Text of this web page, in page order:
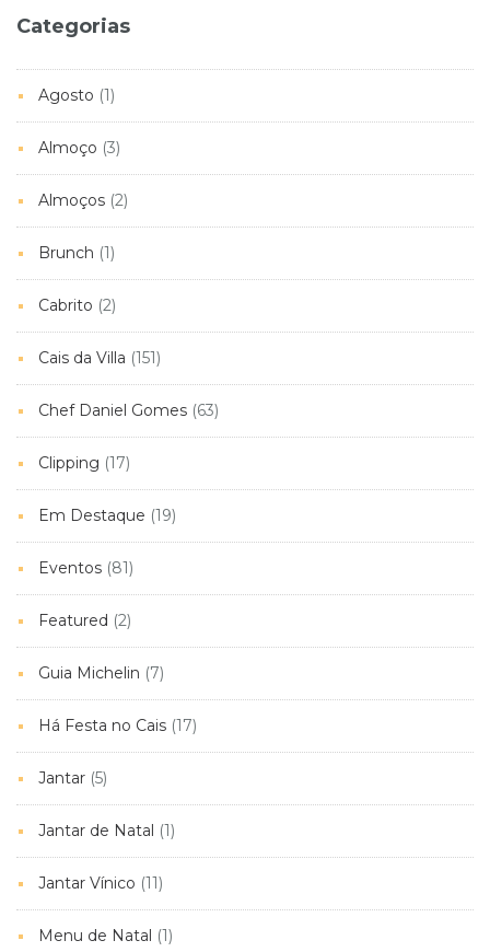
Categorias
Agosto (1)
Almoço (3)
Almoços (2)
Brunch (1)
Cabrito (2)
Cais da Villa (151)
Chef Daniel Gomes (63)
Clipping (17)
Em Destaque (19)
Eventos (81)
Featured (2)
Guia Michelin (7)
Há Festa no Cais (17)
Jantar (5)
Jantar de Natal (1)
Jantar Vínico (11)
Menu de Natal (1)